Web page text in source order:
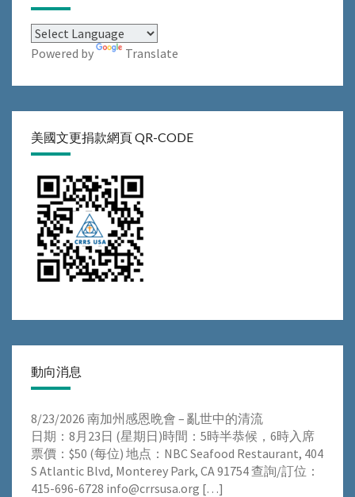
Powered by Translate
美國文更捐款網頁 QR-CODE
動向消息
8/23/2026 南加州感恩晩會 – 亂世中的清流
⽇期：8⽉23⽇ (星期⽇)時間：5時半恭候，6時⼊席
票價：$50 (每位) 地点：NBC Seafood Restaurant, 404
S Atlantic Blvd, Monterey Park, CA 91754 查詢/訂位：
415-696-6728 info@crrsusa.org […]